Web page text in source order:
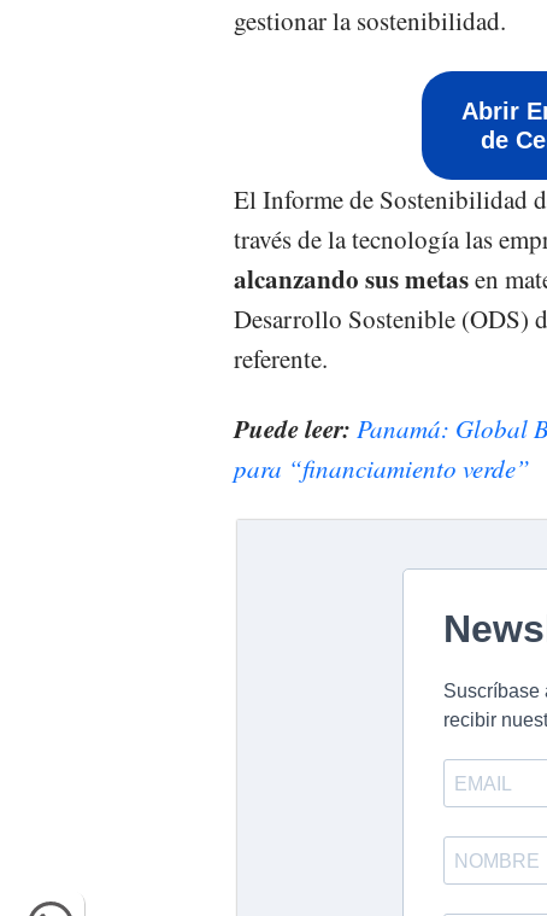
gestionar la sostenibilidad.
Abrir
de
El Informe de Sostenibilidad
través de la tecnología las
alcanzando sus metasen
Desarrollo Sostenible (ODS)
referente.
Puede leer: Panamá: Global
para “financiamiento verde”